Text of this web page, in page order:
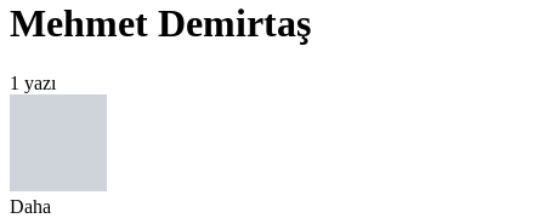
Mehmet Demirtaş
1 yazı
Daha